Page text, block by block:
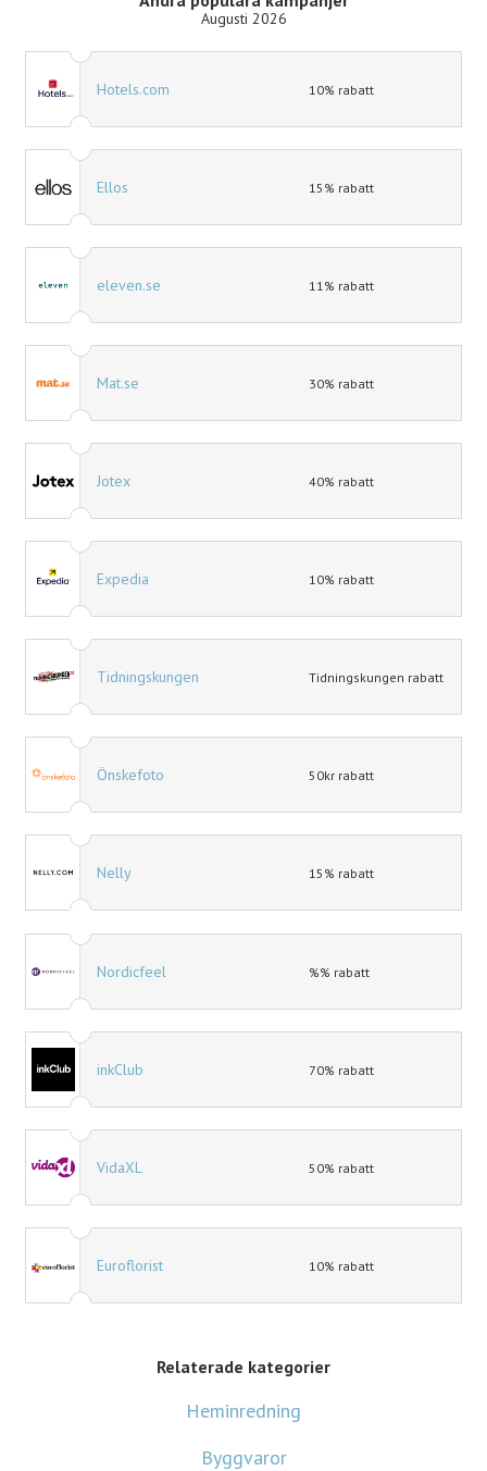
Augusti 2026
Hotels.com 10% rabatt
Ellos 15% rabatt
eleven.se 11% rabatt
Mat.se 30% rabatt
Jotex 40% rabatt
Expedia 10% rabatt
Tidningskungen Tidningskungen rabatt
Önskefoto 50kr rabatt
Nelly 15% rabatt
Nordicfeel %% rabatt
inkClub 70% rabatt
VidaXL 50% rabatt
Euroflorist 10% rabatt
Relaterade kategorier
Heminredning
Byggvaror